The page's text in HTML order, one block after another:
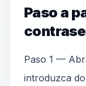
Paso a
Paso 1 —
introduzca